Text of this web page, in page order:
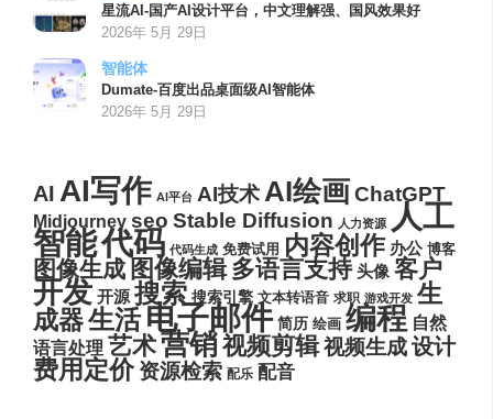
星流AI-国产AI设计平台，中文理解强、国风效果好
2026年 5月 29日
智能体
Dumate-百度出品桌面级AI智能体
2026年 5月 29日
AI AI写作 AI平台 AI技术 AI绘画ChatGPT
Midjourney seo Stable Diffusion 人力资源 人工
智能代码 代码生成 免费试用 内容创作 办公 博客
图像生成 图像编辑 多语言支持 头像 客户
开发 开源 搜索 搜索引擎 文本转语音 求职 游戏开发 生
成器生活电子邮件 简历 绘画 编程 自然
语言处理 艺术营销视频剪辑视频生成设计
费用定价 资源检索 配乐 配音